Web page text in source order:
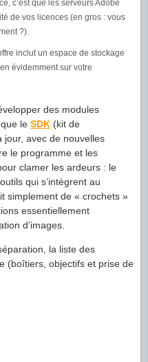
c’est que les serveurs Adobe
de vos licences (en gros : vous
?).
inclut un espace de stockage
évidemment sur votre
des modules
le SDK (kit de
jour, avec de nouvelles
le programme et les
clamer les ardeurs : le
qui s’intègrent au
simplement de « crochets »
essentiellement
d’images.
la liste des
(boîtiers, objectifs et prise de